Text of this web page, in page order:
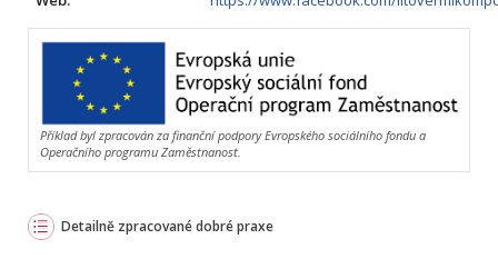
Příklad byl zpracován za finanční podpory Evropského sociálního fondu a
Operačního programu Zaměstnanost.
Detailně zpracované dobré praxe